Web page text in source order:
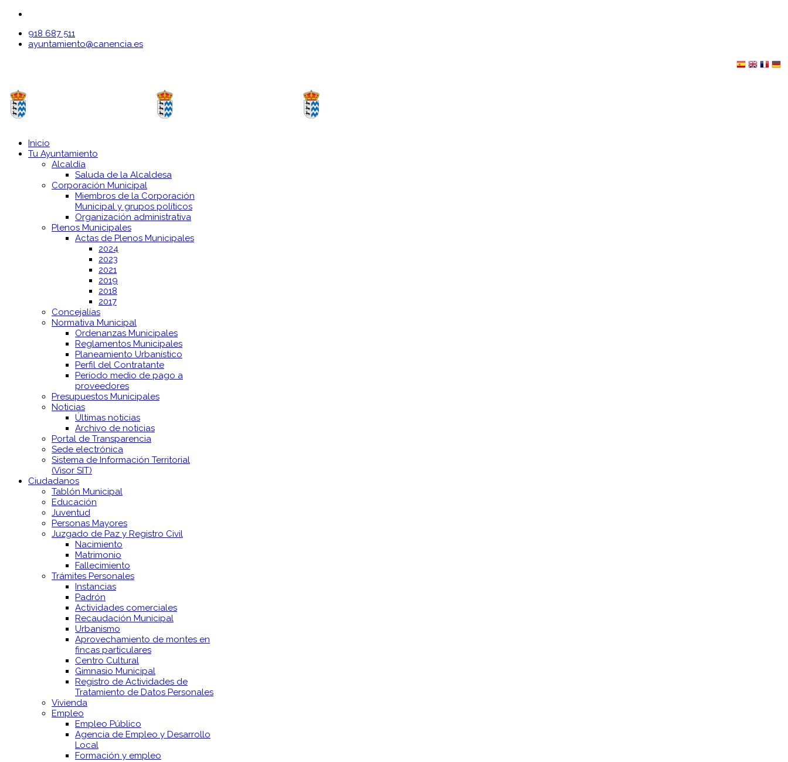
918 687 511
ayuntamiento@canencia.es
Inicio
Tu Ayuntamiento
Alcaldía
Saluda de la Alcaldesa
Corporación Municipal
Miembros de la Corporación
Municipal y grupos políticos
Organización administrativa
Plenos Municipales
Actas de Plenos Municipales
2024
2023
2021
2019
2018
2017
Concejalías
Normativa Municipal
Ordenanzas Municipales
Reglamentos Municipales
Planeamiento Urbanístico
Perfil del Contratante
Período medio de pago a
proveedores
Presupuestos Municipales
Noticias
Últimas noticias
Archivo de noticias
Portal de Transparencia
Sede electrónica
Sistema de Información Territorial
(Visor SIT)
Ciudadanos
Tablón Municipal
Educación
Juventud
Personas Mayores
Juzgado de Paz y Registro Civil
Nacimiento
Matrimonio
Fallecimiento
Trámites Personales
Instancias
Padrón
Actividades comerciales
Recaudación Municipal
Urbanismo
Aprovechamiento de montes en
fincas particulares
Centro Cultural
Gimnasio Municipal
Registro de Actividades de
Tratamiento de Datos Personales
Vivienda
Empleo
Empleo Público
Agencia de Empleo y Desarrollo
Local
Formación y empleo